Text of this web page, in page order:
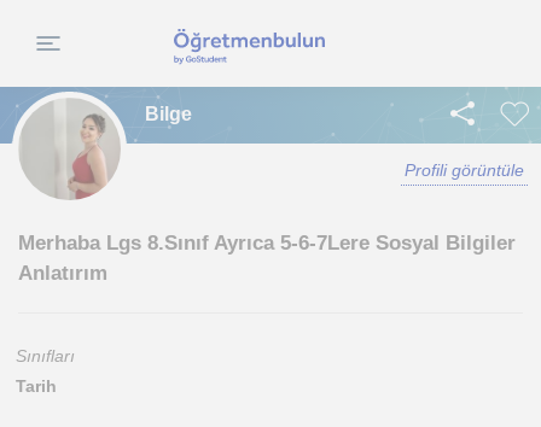
Bilge
Profili görüntüle
Merhaba Lgs 8.Sınıf Ayrıca 5-6-7Lere Sosyal Bilgiler
Anlatırım
Sınıfları
Tarih